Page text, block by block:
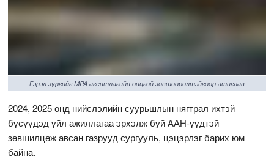
Гэрэл зургийг MPA агентлагийн онцгой зөвшөөрөлтэйгөөр ашиглав
2024, 2025 онд нийслэлийн суурьшлын нягтрал ихтэй
бүсүүдэд үйл ажиллагаа эрхэлж буй ААН-үүдтэй
зөвшилцөж авсан газрууд сургууль, цэцэрлэг барих юм
байна.